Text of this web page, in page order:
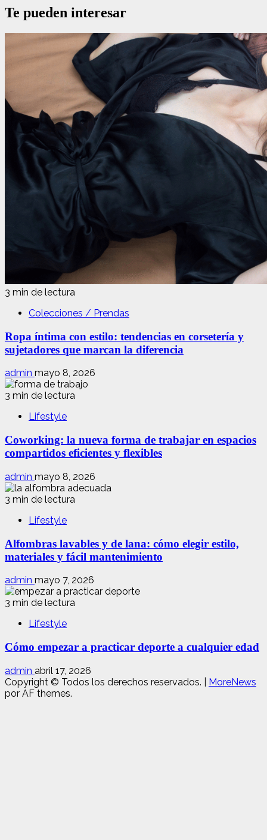
Te pueden interesar
3 min de lectura
Colecciones / Prendas
Ropa íntima con estilo: tendencias en corsetería y
sujetadores que marcan la diferencia
admin mayo 8, 2026
3 min de lectura
Lifestyle
Coworking: la nueva forma de trabajar en espacios
compartidos eficientes y flexibles
admin mayo 8, 2026
3 min de lectura
Lifestyle
Alfombras lavables y de lana: cómo elegir estilo,
materiales y fácil mantenimiento
admin mayo 7, 2026
3 min de lectura
Lifestyle
Cómo empezar a practicar deporte a cualquier edad
admin abril 17, 2026
Copyright © Todos los derechos reservados.
MoreNews
por AF themes.